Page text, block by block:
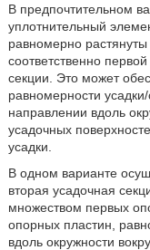
В предпочтительном
уплотнительный
равномерно
соответственно
секции. Это может
равномерности
направлении вдоль
усадочных
усадки.
В одном варианте
вторая усадочная
множеством первых
опорных пластин,
вдоль окружности